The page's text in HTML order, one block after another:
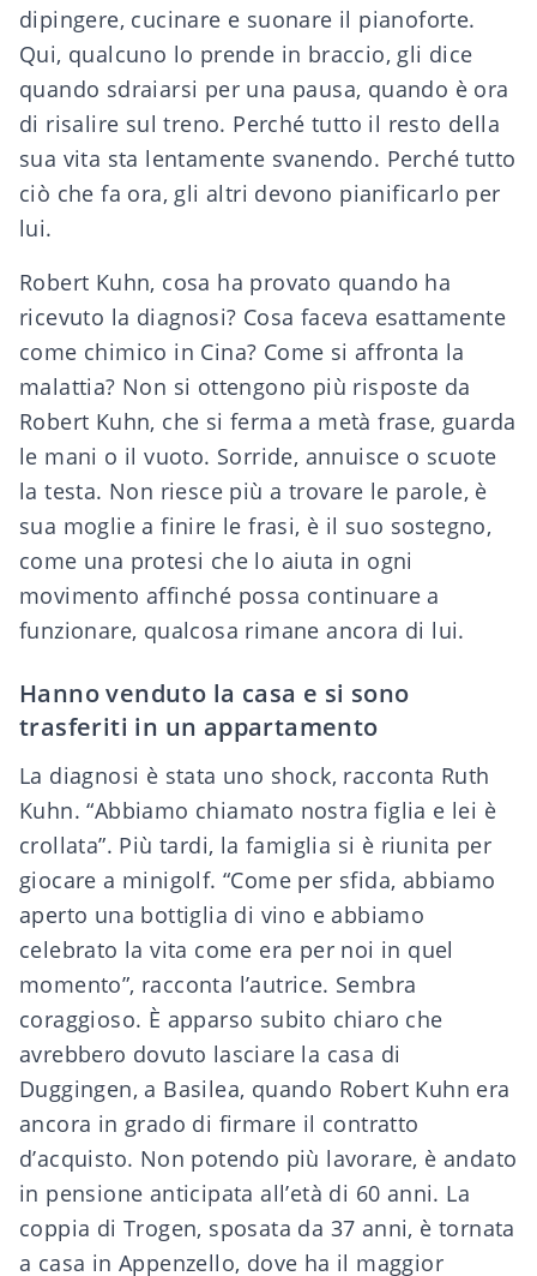
dipingere, cucinare e suonare il pianoforte.
Qui, qualcuno lo prende in braccio, gli dice
quando sdraiarsi per una pausa, quando è ora
di risalire sul treno. Perché tutto il resto della
sua vita sta lentamente svanendo. Perché tutto
ciò che fa ora, gli altri devono pianificarlo per
lui.
Robert Kuhn, cosa ha provato quando ha
ricevuto la diagnosi? Cosa faceva esattamente
come chimico in Cina? Come si affronta la
malattia? Non si ottengono più risposte da
Robert Kuhn, che si ferma a metà frase, guarda
le mani o il vuoto. Sorride, annuisce o scuote
la testa. Non riesce più a trovare le parole, è
sua moglie a finire le frasi, è il suo sostegno,
come una protesi che lo aiuta in ogni
movimento affinché possa continuare a
funzionare, qualcosa rimane ancora di lui.
Hanno venduto la casa e si sono
trasferiti in un appartamento
La diagnosi è stata uno shock, racconta Ruth
Kuhn. “Abbiamo chiamato nostra figlia e lei è
crollata”. Più tardi, la famiglia si è riunita per
giocare a minigolf. “Come per sfida, abbiamo
aperto una bottiglia di vino e abbiamo
celebrato la vita come era per noi in quel
momento”, racconta l’autrice. Sembra
coraggioso. È apparso subito chiaro che
avrebbero dovuto lasciare la casa di
Duggingen, a Basilea, quando Robert Kuhn era
ancora in grado di firmare il contratto
d’acquisto. Non potendo più lavorare, è andato
in pensione anticipata all’età di 60 anni. La
coppia di Trogen, sposata da 37 anni, è tornata
a casa in Appenzello, dove ha il maggior